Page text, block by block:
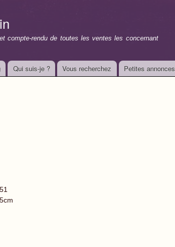
compte-rendu de toutes les ventes les concernant
Qui suis-je ? Vous recherchez Petites annonces